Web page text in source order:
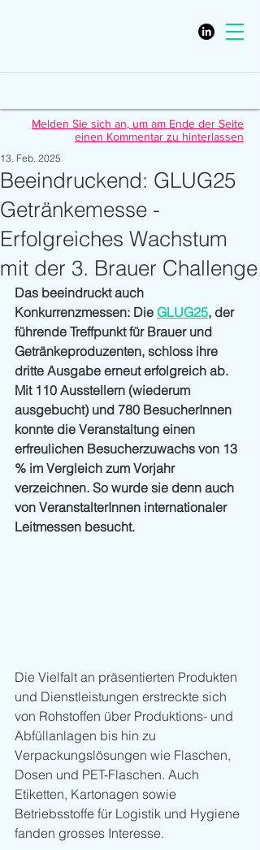
Melden Sie sich an, um am Ende der Seite
einen Kommentar zu hinterlassen
Beeindruckend: GLUG25
Getränkemesse -
Erfolgreiches Wachstum
mit der 3. Brauer Challenge
13. Feb. 2025
Das beeindruckt auch
Konkurrenzmessen: Die GLUG25, der
führende Treffpunkt für Brauer und
Getränkeproduzenten, schloss ihre
dritte Ausgabe erneut erfolgreich ab.
Mit 110 Ausstellern (wiederum
ausgebucht) und 780 BesucherInnen
konnte die Veranstaltung einen
erfreulichen Besucherzuwachs von 13
% im Vergleich zum Vorjahr
verzeichnen. So wurde sie denn auch
von VeranstalterInnen internationaler
Leitmessen besucht.
Die Vielfalt an präsentierten Produkten
und Dienstleistungen erstreckte sich
von Rohstoffen über Produktions- und
Abfüllanlagen bis hin zu
Verpackungslösungen wie Flaschen,
Dosen und PET-Flaschen. Auch
Etiketten, Kartonagen sowie
Betriebsstoffe für Logistik und Hygiene
fanden grosses Interesse.